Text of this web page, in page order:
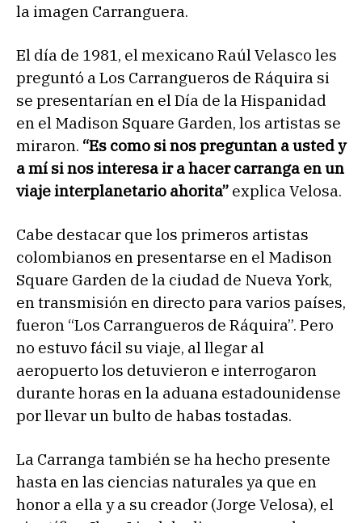
la imagen Carranguera.
El día de 1981, el mexicano Raúl Velasco les
preguntó a Los Carrangueros de Ráquira si
se presentarían en el Día de la Hispanidad
en el Madison Square Garden, los artistas se
miraron. “Es como si nos preguntan a usted y
a mí si nos interesa ir a hacer carranga en un
viaje interplanetario ahorita” explica Velosa.
Cabe destacar que los primeros artistas
colombianos en presentarse en el Madison
Square Garden de la ciudad de Nueva York,
en transmisión en directo para varios países,
fueron “Los Carrangueros de Ráquira”. Pero
no estuvo fácil su viaje, al llegar al
aeropuerto los detuvieron e interrogaron
durante horas en la aduana estadounidense
por llevar un bulto de habas tostadas.
La Carranga también se ha hecho presente
hasta en las ciencias naturales ya que en
honor a ella y a su creador (Jorge Velosa), el